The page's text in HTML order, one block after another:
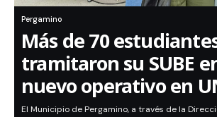
Pergamino
Más de 70
tramitaron su SUBE
nuevo operativo en
El Municipio de Pergamino, a través de la